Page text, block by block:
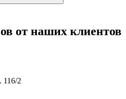
от наших клиентов
116/2